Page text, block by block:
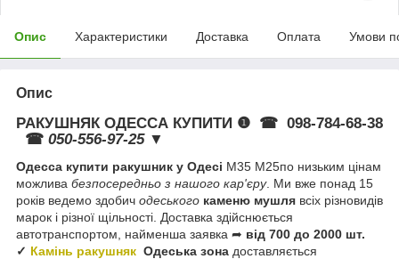
Опис Характеристики Доставка Оплата Умови
Опис
РАКУШНЯК ОДЕССА КУПИТИ ❶ ☎ 098-784-68-38
☎ 050-556-97-25▼
Одесса купити ракушник у Одесі М35 М25по низьким цінам
можлива безпосередньо з нашого кар'єру. Ми вже понад 15
років ведемо здобич одеського каменю мушля всіх різновидів
марок і різної щільності. Доставка здійснюється
автотранспортом, найменша заявка ➦ від 700 до 2000 шт.
✓ Камінь ракушняк Одеська зона доставляється